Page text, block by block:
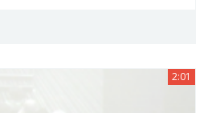
2:01